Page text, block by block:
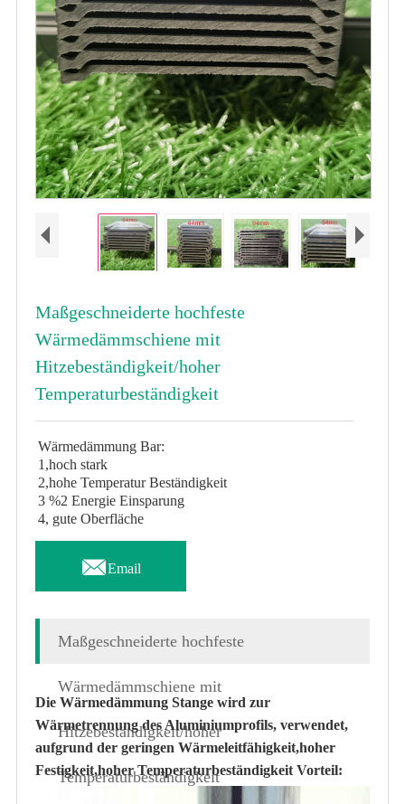
Maßgeschneiderte hochfeste
Wärmedämmschiene mit
Hitzebeständigkeit/hoher
Temperaturbeständigkeit
Wärmedämmung Bar:
1,hoch stark
2,hohe Temperatur Beständigkeit
3 %2 Energie Einsparung
4, gute Oberfläche
Email
Maßgeschneiderte hochfeste
Wärmedämmschiene mit
Hitzebeständigkeit/hoher
Temperaturbeständigkeit
Die Wärmedämmung Stange wird zur
Wärmetrennung des Aluminiumprofils, verwendet,
aufgrund der geringen Wärmeleitfähigkeit,hoher
Festigkeit,hoher Temperaturbeständigkeit Vorteil: